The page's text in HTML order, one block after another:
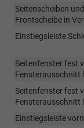
Seitenscheiben
Frontscheibe in
Einstiegsleiste
Seitenfenster fest
Fensterausschnitt
Seitenfenster fest
Fensterausschnitt
Einstiegsleiste